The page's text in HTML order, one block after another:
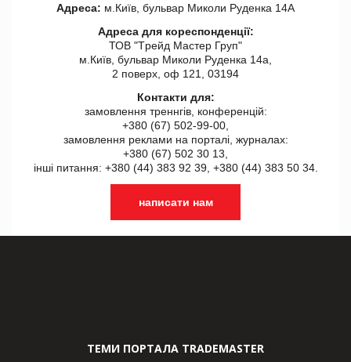
Адреса: м.Київ, бульвар Миколи Руденка 14А
Адреса для кореспонденції:
ТОВ "Tрейд Мастер Груп"
м.Київ, бульвар Миколи Руденка 14а,
2 поверх, оф 121, 03194
Контакти для:
замовлення треннгів, конференцій:
+380 (67) 502-99-00,
замовлення реклами на порталі, журналах:
+380 (67) 502 30 13,
інші питання: +380 (44) 383 92 39, +380 (44) 383 50 34.
написати нам
ТЕМИ ПОРТАЛА TRADEMASTER